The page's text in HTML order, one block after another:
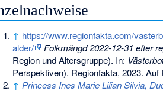
↑ https://www.regionfakta.com/
alder/
Folkmängd 2022-12-31 efter
Region und Altersgruppe). In:
Perspektiven). Regionfakta, 2023.
↑ Princess Ines Marie Lilian Silvia,